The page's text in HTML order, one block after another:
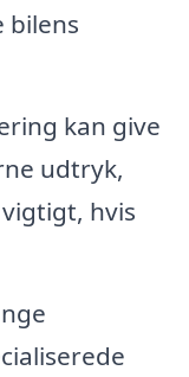
bilens
kan give
udtryk,
hvis